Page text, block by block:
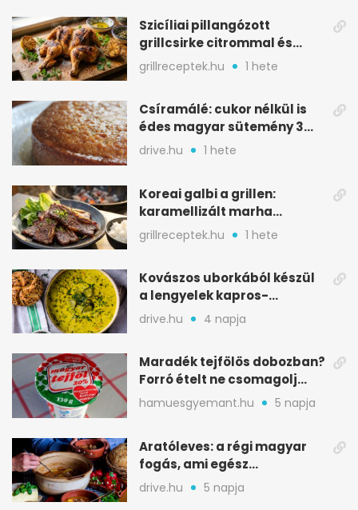
Szicíliai pillangózott
grillcsirke citrommal és
oregánóval
grillreceptek.hu 1 hete
Csíramálé: cukor nélkül is
édes magyar sütemény 3
alapanyagból
drive.hu 1 hete
Koreai galbi a grillen:
karamellizált marha
rövidborda gyorsan
grillreceptek.hu 1 hete
Kovászos uborkából készül
a lengyelek kapros-
savanykás levese
drive.hu 4 napja
Maradék tejfölös dobozban?
Forró ételt ne csomagolj
ilyen tégelybe
hamuesgyemant.hu 5 napja
Aratóleves: a régi magyar
fogás, ami egész
csapatokat jóllakatott
drive.hu 5 napja